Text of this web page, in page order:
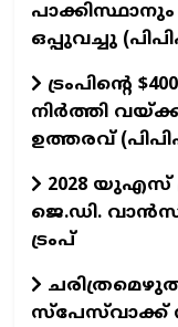
ഒപ്പുവച്ചു
ട്രംപിന്റെ
നിർത്തി
ഉത്തരവ്
2028 യുഎസ്
ജെ.ഡി.
ട്രംപ്
സ്പേസ്‌വാക്ക്